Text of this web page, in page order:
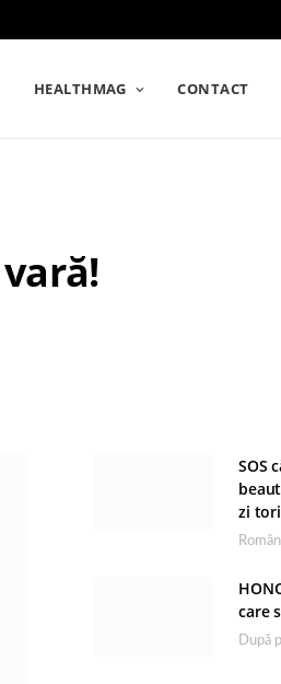
HEALTHMAG CONTACT
SOS
zi
care